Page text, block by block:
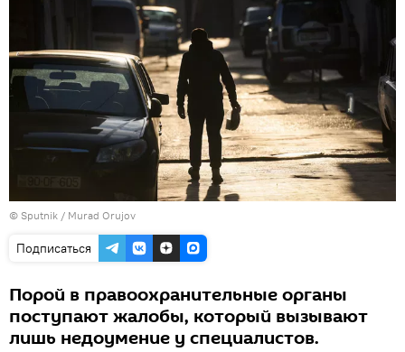
© Sputnik / Murad Orujov
Подписаться
Порой в правоохранительные органы
поступают жалобы, который вызывают
лишь недоумение у специалистов.